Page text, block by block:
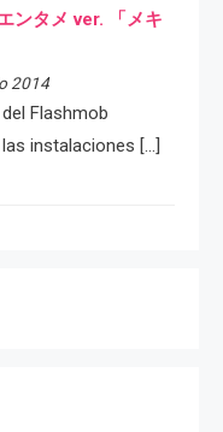
ンタメ ver. 「メキ
2014
Flashmob
instalaciones […]